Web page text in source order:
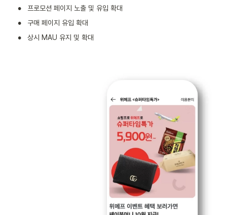
• 프로모션 페이지 노출 및 유입 확대
• 구매 페이지 유입 확대
• 상시 MAU 유지 및 확대